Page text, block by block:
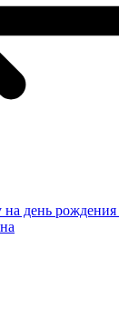
день